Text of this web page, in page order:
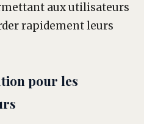
aux utilisateurs
rapidement leurs
pour les